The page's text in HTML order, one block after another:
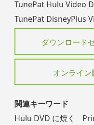
TunePat Hulu Video
TunePat DisneyPlus
ダウンロード
オンライン
関連キーワード
Hulu DVD に焼く